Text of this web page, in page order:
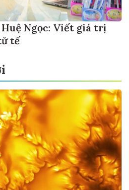
Ngọc: Viết giá trị
tế